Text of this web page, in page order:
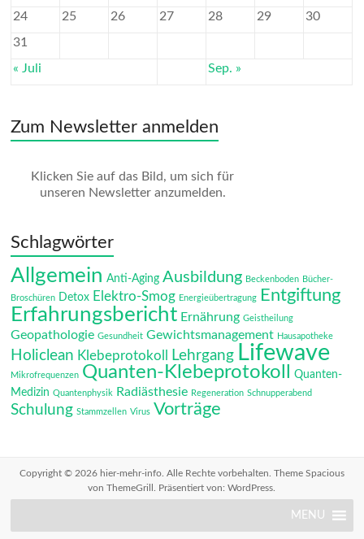
24
25 26 27 28 29
30
31
« Juli
Sep. »
Zum Newsletter anmelden
Klicken Sie auf das Bild, um sich für
unseren Newsletter anzumelden.
Schlagwörter
Allgemein Anti-Aging Ausbildung Beckenboden Bücher-
Broschüren Detox Elektro-Smog Energieübertragung Entgiftung
Erfahrungsbericht Ernährung Geistheilung
Geopathologie Gesundheit Gewichtsmanagement Hausapotheke
Holiclean Klebeprotokoll Lehrgang Lifewave
Mikrofrequenzen Quanten-Klebeprotokoll
Quanten-
Medizin Quantenphysik Radiästhesie Regeneration Schnupperabend
Schulung Stammzellen Virus Vorträge
Copyright © 2026 hier-mehr-info. Alle Rechte vorbehalten. Theme Spacious
von ThemeGrill. Präsentiert von:WordPress
MENU